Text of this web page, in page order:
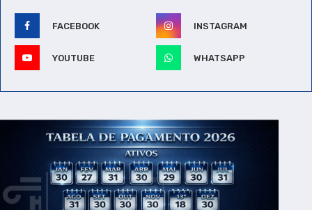
FACEBOOK INSTAGRAM
YOUTUBE WHATSAPP